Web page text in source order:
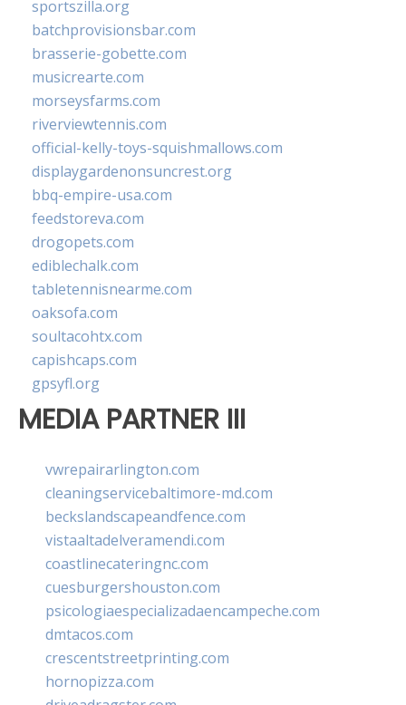
sportszilla.org
batchprovisionsbar.com
brasserie-gobette.com
musicrearte.com
morseysfarms.com
riverviewtennis.com
official-kelly-toys-squishmallows.com
displaygardenonsuncrest.org
bbq-empire-usa.com
feedstoreva.com
drogopets.com
ediblechalk.com
tabletennisnearme.com
oaksofa.com
soultacohtx.com
capishcaps.com
gpsyfl.org
MEDIA PARTNER III
vwrepairarlington.com
cleaningservicebaltimore-md.com
beckslandscapeandfence.com
vistaaltadelveramendi.com
coastlinecateringnc.com
cuesburgershouston.com
psicologiaespecializadaencampeche.com
dmtacos.com
crescentstreetprinting.com
hornopizza.com